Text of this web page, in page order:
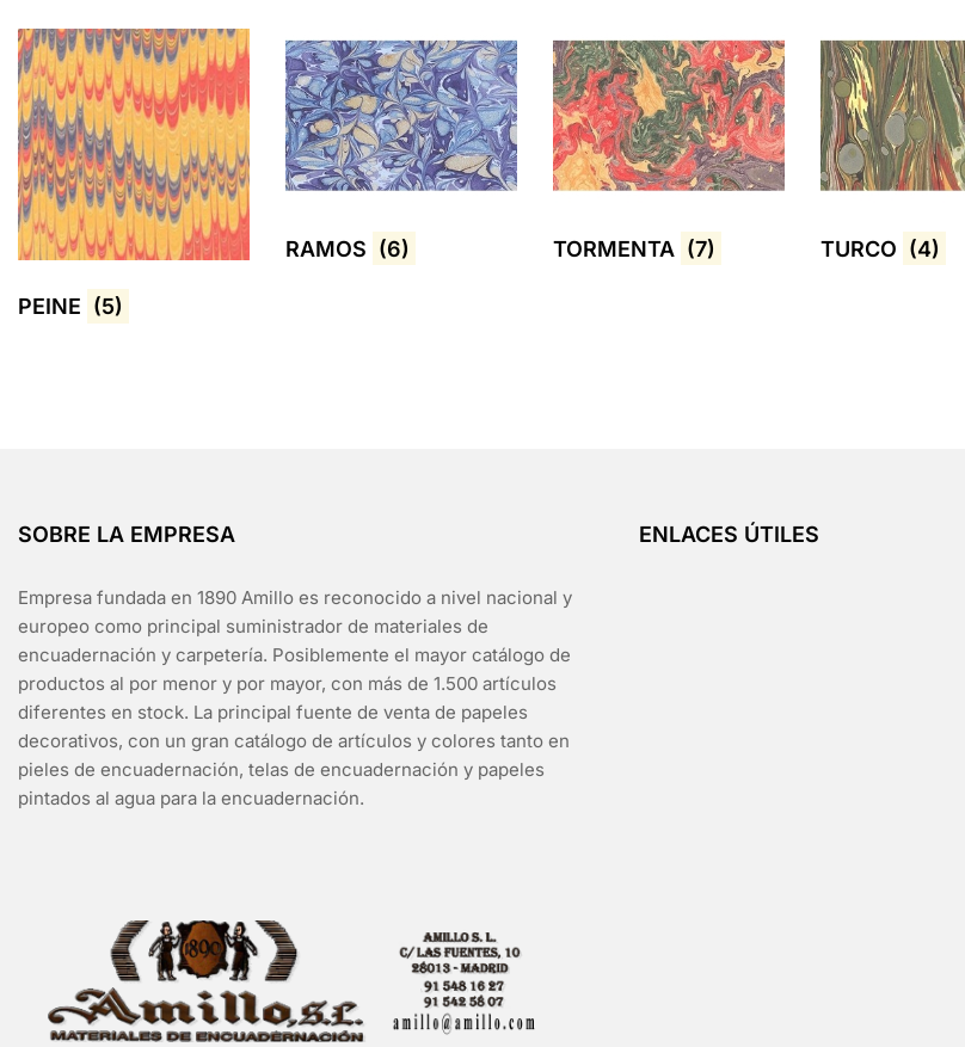
PEINE (5)
RAMOS (6) TORMENTA (7) TURCO (4)
SOBRE LA EMPRESA
Empresa fundada en 1890 Amillo es reconocido a nivel nacional y
europeo como principal suministrador de materiales de
encuadernación y carpetería. Posiblemente el mayor catálogo de
productos al por menor y por mayor, con más de 1.500 artículos
diferentes en stock. La principal fuente de venta de papeles
decorativos, con un gran catálogo de artículos y colores tanto en
pieles de encuadernación, telas de encuadernación y papeles
pintados al agua para la encuadernación.
ENLACES ÚTILES